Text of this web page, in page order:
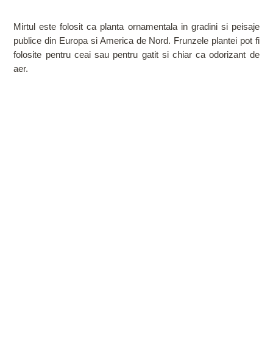
Mirtul este folosit ca planta ornamentala in gradini si peisaje
publice din Europa si America de Nord. Frunzele plantei pot fi
folosite pentru ceai sau pentru gatit si chiar ca odorizant de
aer.